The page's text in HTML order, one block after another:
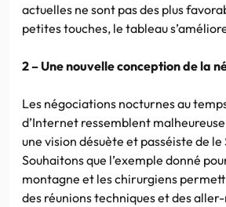
actuelles ne sont pas des plus
petites touches, le tableau
2 – Une nouvelle conception de la
Les négociations nocturnes au
d’Internet ressemblent
une vision désuète et passéiste de
Souhaitons que l’exemple donné
montagne et les chirurgiens
des réunions techniques et des